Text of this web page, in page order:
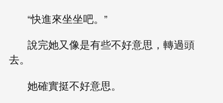
“快進來坐坐吧。”
說完她又像是有些不好意思，轉過頭
去。
她確實挺不好意思。